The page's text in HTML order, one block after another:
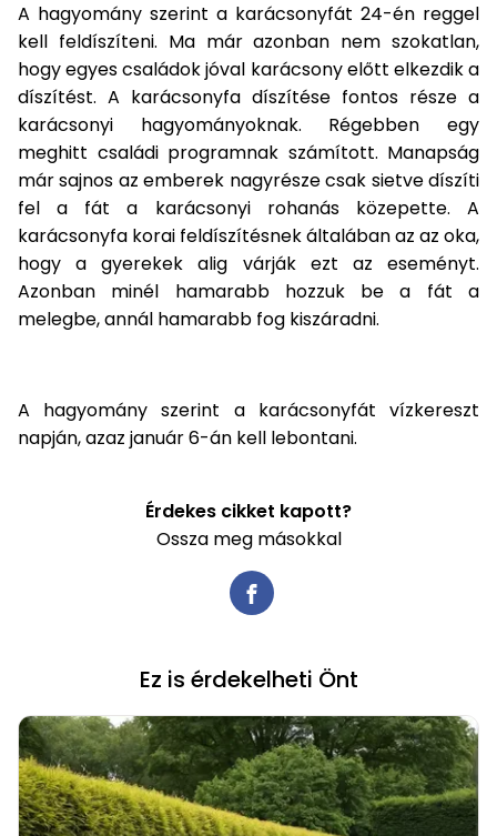
Komposztáló
Kézi
szerszám,
eszközök
Kiegészítők
A hagyomány szerint a karácsonyfát 24-én reggel
kell feldíszíteni. Ma már azonban nem szokatlan,
hogy egyes családok jóval karácsony előtt elkezdik a
díszítést. A karácsonyfa díszítése fontos része a
karácsonyi hagyományoknak. Régebben egy
meghitt családi programnak számított. Manapság
már sajnos az emberek nagyrésze csak sietve díszíti
fel a fát a karácsonyi rohanás közepette. A
karácsonyfa korai feldíszítésnek általában az az oka,
hogy a gyerekek alig várják ezt az eseményt.
Azonban minél hamarabb hozzuk be a fát a
melegbe, annál hamarabb fog kiszáradni.
A hagyomány szerint a karácsonyfát vízkereszt
napján, azaz január 6-án kell lebontani.
Érdekes cikket kapott?
Ossza meg másokkal
Ez is érdekelheti Önt